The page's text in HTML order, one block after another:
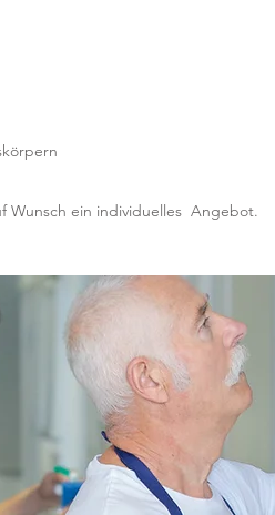
Wunsch ein individuelles Angebot.